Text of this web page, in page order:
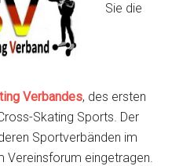
Sie die
Verbandes, des ersten
Skating Sports. Der
Sportverbänden im
Vereinsforum eingetragen.